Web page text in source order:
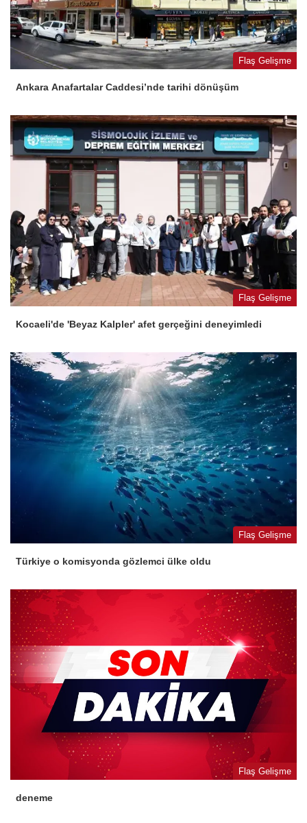
Flaş Gelişme
Ankara Anafartalar Caddesi’nde tarihi dönüşüm
Flaş Gelişme
Kocaeli'de 'Beyaz Kalpler' afet gerçeğini deneyimledi
Flaş Gelişme
Türkiye o komisyonda gözlemci ülke oldu
Flaş Gelişme
deneme